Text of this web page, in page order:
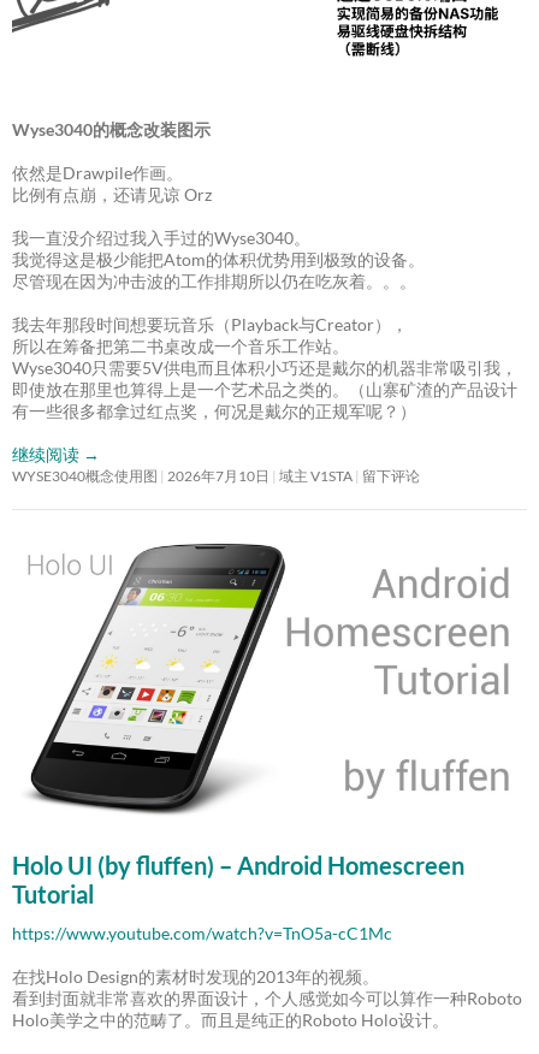
Wyse3040的概念改装图示
依然是Drawpile作画。
比例有点崩，还请见谅 Orz
我一直没介绍过我入手过的Wyse3040。
我觉得这是极少能把Atom的体积优势用到极致的设备。
尽管现在因为冲击波的工作排期所以仍在吃灰着。。。
我去年那段时间想要玩音乐（Playback与Creator），
所以在筹备把第二书桌改成一个音乐工作站。
Wyse3040只需要5V供电而且体积小巧还是戴尔的机器非常吸引我，
即使放在那里也算得上是一个艺术品之类的。（山寨矿渣的产品设计
有一些很多都拿过红点奖，何况是戴尔的正规军呢？）
继续阅读 →
WYSE3040概念使用图 2026年7月10日 域主 V1STA 留下评论
Holo UI (by fluffen) – Android Homescreen
Tutorial
https://www.youtube.com/watch?v=TnO5a-cC1Mc
在找Holo Design的素材时发现的2013年的视频。
看到封面就非常喜欢的界面设计，个人感觉如今可以算作一种Roboto
Holo美学之中的范畴了。而且是纯正的Roboto Holo设计。